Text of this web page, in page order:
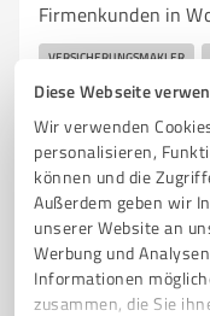
Diese Webseite
Wir verwenden
personalisieren,
können und die
Außerdem geben wir
unserer Website an
Werbung und
Informationen
zusammen, die Sie
Firmenkunden in
VERSICHERUNGSMAKLER
PRIVATKUNDEN
VERTRAUENSAUFBAU
GESUNDHEITSWESEN
TECHNOLOGIE